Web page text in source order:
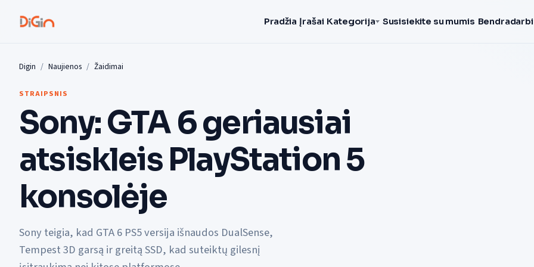
Pradžia Įrašai Kategorija Susisiekite su mumis
Digin Naujienos Žaidimai
STRAIPSNIS
Sony: GTA 6 geriausiai
atsiskleis PlayStation 5
konsolėje
Sony teigia, kad GTA 6 PS5 versija išnaudos DualSense,
Tempest 3D garsą ir greitą SSD, kad suteiktų gilesnį